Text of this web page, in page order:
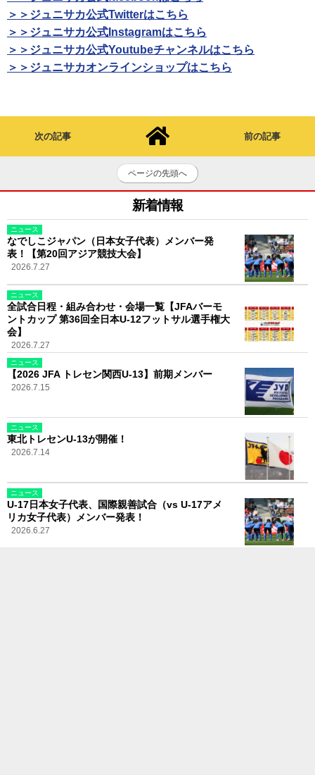
＞＞ジュニサカ公式Twitterはこちら
＞＞ジュニサカ公式Instagramはこちら
＞＞ジュニサカ公式Youtubeチャンネルはこちら
＞＞ジュニサカオンラインショップはこちら
次の記事 前の記事
ページの先頭へ
新着情報
ニュース
なでしこジャパン（日本女子代表）メンバー発
表！【第20回アジア競技大会】
2026.7.27
ニュース
全試合日程・組み合わせ・会場一覧【JFAバーモ
ントカップ 第36回全日本U-12フットサル選手権大
会】
2026.7.27
ニュース
【2026 JFA トレセン関西U-13】前期メンバー
2026.7.15
ニュース
東北トレセンU-13が開催！
2026.7.14
ニュース
U-17日本女子代表、国際親善試合（vs U-17アメ
リカ女子代表）メンバー発表！
2026.6.27